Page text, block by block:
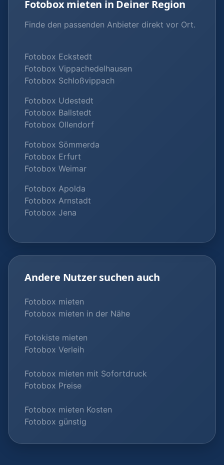
Fotobox mieten in Deiner Region
Finde den passenden Anbieter direkt vor Ort.
Fotobox Eckstedt
Fotobox Vippachedelhausen
Fotobox Schloßvippach
Fotobox Udestedt
Fotobox Ballstedt
Fotobox Ollendorf
Fotobox Sömmerda
Fotobox Erfurt
Fotobox Weimar
Fotobox Apolda
Fotobox Arnstadt
Fotobox Jena
Andere Nutzer suchen auch
Fotobox mieten
Fotobox mieten in der Nähe
Fotokiste mieten
Fotobox Verleih
Fotobox mieten mit Sofortdruck
Fotobox Preise
Fotobox mieten Kosten
Fotobox günstig